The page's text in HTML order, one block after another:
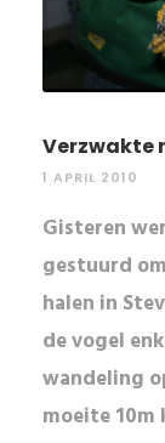
Verzwakte
1 APRIL 2010
Gisteren
gestuurd
halen in
de vogel
wandeling
moeite 10m